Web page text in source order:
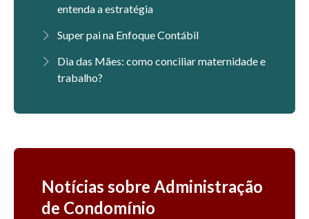
entenda a estratégia
Super pai na Enfoque Contábil
Dia das Mães: como conciliar maternidade e
trabalho?
Notícias sobre Administração
de Condomínio